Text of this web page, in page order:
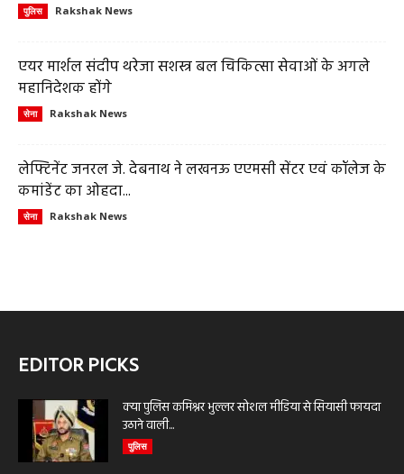
पुलिस Rakshak News
एयर मार्शल संदीप थरेजा सशस्त्र बल चिकित्सा सेवाओं के अगले
महानिदेशक होंगे
सेना Rakshak News
लेफ्टिनेंट जनरल जे. देबनाथ ने लखनऊ एएमसी सेंटर एवं कॉलेज के
कमांडेंट का ओहदा...
सेना Rakshak News
EDITOR PICKS
क्या पुलिस कमिश्नर भुल्लर सोशल मीडिया से सियासी फायदा
उठाने वाली...
पुलिस